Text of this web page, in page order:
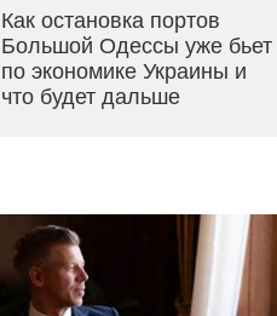
Как остановка портов
Большой Одессы уже бьет
по экономике Украины и
что будет дальше